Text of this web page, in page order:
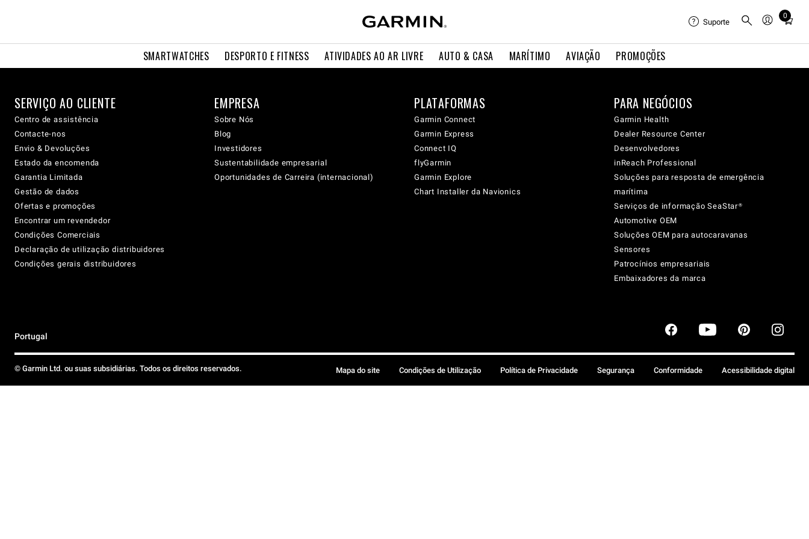
SMARTWATCHES DESPORTO E FITNESS ATIVIDADES AO AR LIVRE AUTO & CASA MARÍTIMO AVIAÇÃO PROMOÇÕES
Suporte
0
Total
cart:
SERVIÇO AO CLIENTE
Centro de assistência
Contacte-nos
Envio & Devoluções
Estado da encomenda
Garantia Limitada
Gestão de dados
Ofertas e promoções
Encontrar um revendedor
Condições Comerciais
Declaração de utilização distribuidores
Condições gerais distribuidores
EMPRESA
Sobre Nós
Blog
Investidores
Sustentabilidade empresarial
Oportunidades de Carreira (internacional)
PLATAFORMAS
Garmin Connect
Garmin Express
Connect IQ
flyGarmin
Garmin Explore
Chart Installer da Navionics
PARA NEGÓCIOS
Garmin Health
Dealer Resource Center
Desenvolvedores
inReach Professional
Soluções para resposta de emergência
marítima
Serviços de informação SeaStar®
Automotive OEM
Soluções OEM para autocaravanas
Sensores
Patrocínios empresariais
Embaixadores da marca
Portugal
© Garmin Ltd. ou suas subsidiárias. Todos os direitos reservados. Mapa do site Condições de Utilização Política de Privacidade Segurança Conformidade Acessibilidade digital